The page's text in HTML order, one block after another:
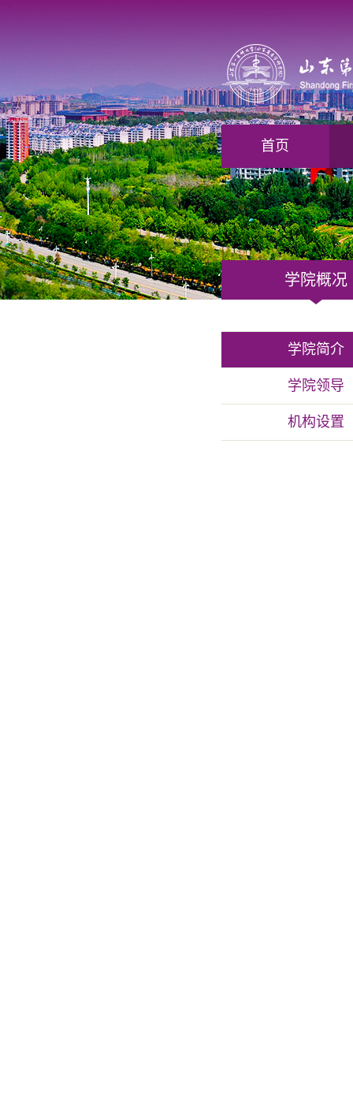
首页
学院概况
学院简介
学院领导
机构设置